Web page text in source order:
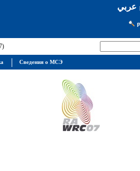
عربي
Сведения о МСЭ